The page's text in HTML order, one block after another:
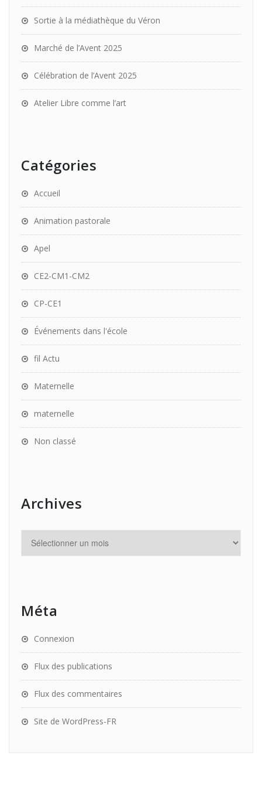
Sortie à la médiathèque du Véron
Marché de l’Avent 2025
Célébration de l’Avent 2025
Atelier Libre comme l’art
Catégories
Accueil
Animation pastorale
Apel
CE2-CM1-CM2
CP-CE1
Événements dans l'école
fil Actu
Maternelle
maternelle
Non classé
Archives
Méta
Connexion
Flux des publications
Flux des commentaires
Site de WordPress-FR